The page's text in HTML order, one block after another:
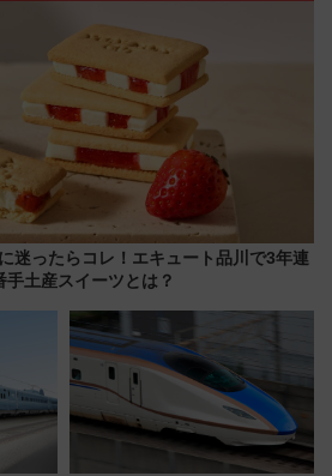
迷ったらコレ！エキュート品川で3年連
土産スイーツとは？